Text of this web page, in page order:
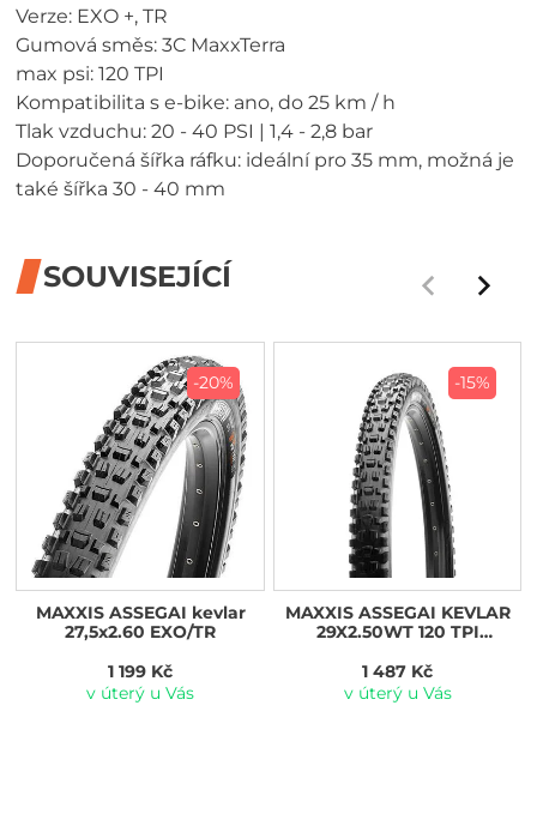
Verze: EXO +, TR
Gumová směs: 3C MaxxTerra
max psi: 120 TPI
Kompatibilita s e-bike: ano, do 25 km / h
Tlak vzduchu: 20 - 40 PSI | 1,4 - 2,8 bar
Doporučená šířka ráfku: ideální pro 35 mm, možná je
také šířka 30 - 40 mm
SOUVISEJÍCÍ
-20%
MAXXIS ASSEGAI kevlar
27,5x2.60 EXO/TR
1 199 Kč
v úterý u Vás
-15%
MAXXIS ASSEGAI KEVLAR
29X2.50WT 120 TPI
1 487 Kč
v úterý u Vás